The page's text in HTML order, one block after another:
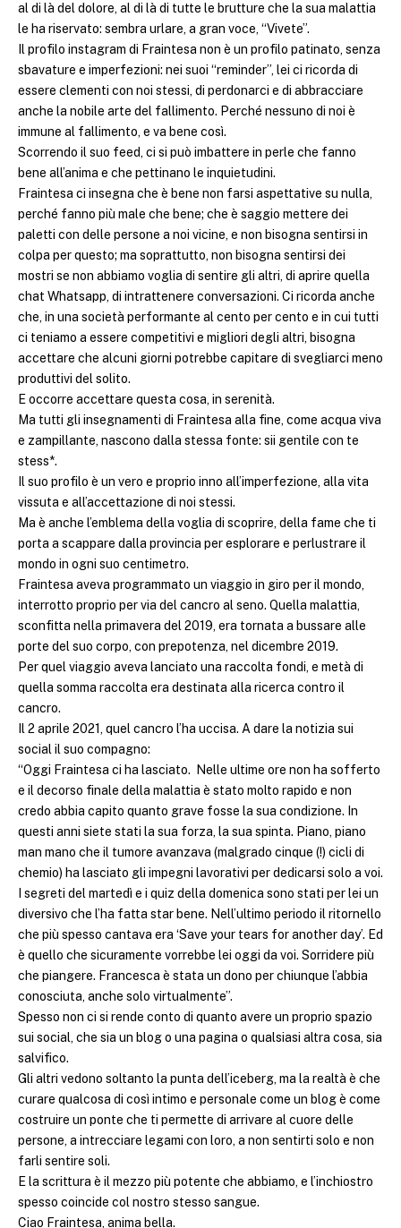
al di là del dolore, al di là di tutte le brutture che la sua malattia
le ha riservato: sembra urlare, a gran voce, “Vivete”.
Il profilo instagram di Fraintesa non è un profilo patinato, senza
sbavature e imperfezioni: nei suoi “reminder”, lei ci ricorda di
essere clementi con noi stessi, di perdonarci e di abbracciare
anche la nobile arte del fallimento. Perché nessuno di noi è
immune al fallimento, e va bene così.
Scorrendo il suo feed, ci si può imbattere in perle che fanno
bene all’anima e che pettinano le inquietudini.
Fraintesa ci insegna che è bene non farsi aspettative su nulla,
perché fanno più male che bene; che è saggio mettere dei
paletti con delle persone a noi vicine, e non bisogna sentirsi in
colpa per questo; ma soprattutto, non bisogna sentirsi dei
mostri se non abbiamo voglia di sentire gli altri, di aprire quella
chat Whatsapp, di intrattenere conversazioni. Ci ricorda anche
che, in una società performante al cento per cento e in cui tutti
ci teniamo a essere competitivi e migliori degli altri, bisogna
accettare che alcuni giorni potrebbe capitare di svegliarci meno
produttivi del solito.
E occorre accettare questa cosa, in serenità.
Ma tutti gli insegnamenti di Fraintesa alla fine, come acqua viva
e zampillante, nascono dalla stessa fonte: sii gentile con te
stess*.
Il suo profilo è un vero e proprio inno all’imperfezione, alla vita
vissuta e all’accettazione di noi stessi.
Ma è anche l’emblema della voglia di scoprire, della fame che ti
porta a scappare dalla provincia per esplorare e perlustrare il
mondo in ogni suo centimetro.
Fraintesa aveva programmato un viaggio in giro per il mondo,
interrotto proprio per via del cancro al seno. Quella malattia,
sconfitta nella primavera del 2019, era tornata a bussare alle
porte del suo corpo, con prepotenza, nel dicembre 2019.
Per quel viaggio aveva lanciato una raccolta fondi, e metà di
quella somma raccolta era destinata alla ricerca contro il
cancro.
Il 2 aprile 2021, quel cancro l’ha uccisa. A dare la notizia sui
social il suo compagno:
“Oggi Fraintesa ci ha lasciato. Nelle ultime ore non ha sofferto
e il decorso finale della malattia è stato molto rapido e non
credo abbia capito quanto grave fosse la sua condizione. In
questi anni siete stati la sua forza, la sua spinta. Piano, piano
man mano che il tumore avanzava (malgrado cinque (!) cicli di
chemio) ha lasciato gli impegni lavorativi per dedicarsi solo a voi.
I segreti del martedì e i quiz della domenica sono stati per lei un
diversivo che l’ha fatta star bene. Nell’ultimo periodo il ritornello
che più spesso cantava era ‘Save your tears for another day’. Ed
è quello che sicuramente vorrebbe lei oggi da voi. Sorridere più
che piangere. Francesca è stata un dono per chiunque l’abbia
conosciuta, anche solo virtualmente”.
Spesso non ci si rende conto di quanto avere un proprio spazio
sui social, che sia un blog o una pagina o qualsiasi altra cosa, sia
salvifico.
Gli altri vedono soltanto la punta dell’iceberg, ma la realtà è che
curare qualcosa di così intimo e personale come un blog è come
costruire un ponte che ti permette di arrivare al cuore delle
persone, a intrecciare legami con loro, a non sentirti solo e non
farli sentire soli.
E la scrittura è il mezzo più potente che abbiamo, e l’inchiostro
spesso coincide col nostro stesso sangue.
Ciao Fraintesa, anima bella.